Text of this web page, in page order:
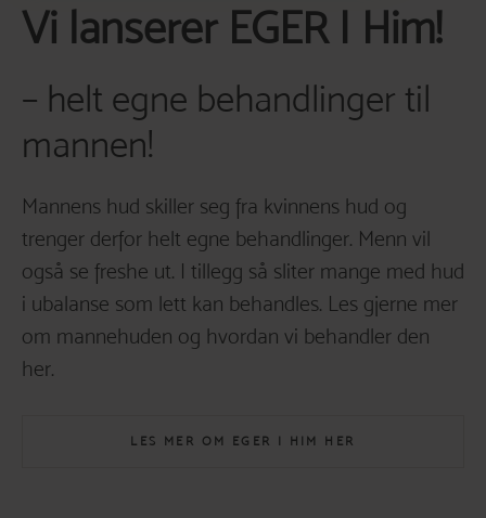
Vi lanserer EGER I Him!
– helt egne behandlinger til
mannen!
Mannens hud skiller seg fra kvinnens hud og
trenger derfor helt egne behandlinger. Menn vil
også se freshe ut. I tillegg så sliter mange med hud
i ubalanse som lett kan behandles. Les gjerne mer
om mannehuden og hvordan vi behandler den
her.
LES MER OM EGER I HIM HER